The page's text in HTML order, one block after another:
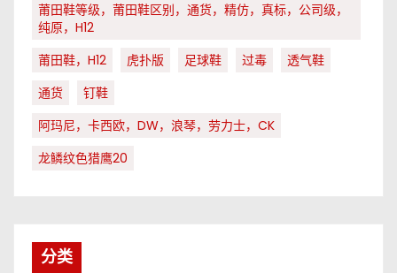
莆田鞋等级，莆田鞋区别，通货，精仿，真标，公司级，
纯原，H12
莆田鞋，H12
虎扑版 足球鞋 过毒
透气鞋
通货
钉鞋
阿玛尼，卡西欧，DW，浪琴，劳力士，CK
龙鳞纹色猎鹰20
分类